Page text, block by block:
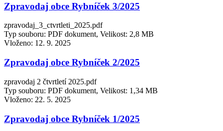
Zpravodaj obce Rybníček 3/2025
zpravodaj_3_ctvrtleti_2025.pdf
Typ souboru: PDF dokument, Velikost: 2,8 MB
Vloženo: 12. 9. 2025
Zpravodaj obce Rybníček 2/2025
zpravodaj 2 čtvrtletí 2025.pdf
Typ souboru: PDF dokument, Velikost: 1,34 MB
Vloženo: 22. 5. 2025
Zpravodaj obce Rybníček 1/2025